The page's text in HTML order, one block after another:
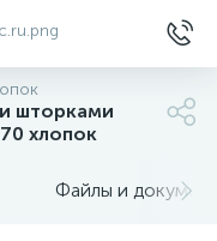
шторками
хлопок
Файлы и